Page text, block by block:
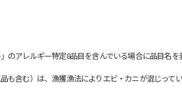
アレルギー特定8品目を含んでいる場合に品目名を
含む）は、漁獲漁法によりエビ・カニが混じって